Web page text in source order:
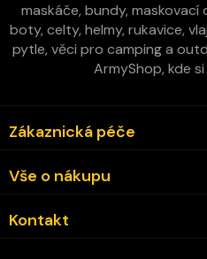
maskáče, bundy,
boty, celty, helmy, rukavice,
pytle, věci pro camping a
ArmyShop, kde
Zákaznická péče
Vše o nákupu
Kontakt